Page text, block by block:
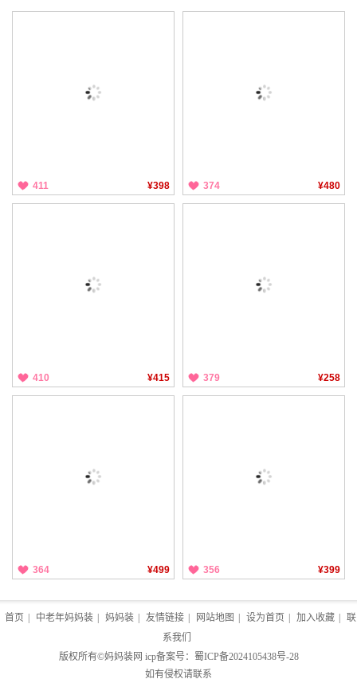
411 ¥398 374 ¥480
410 ¥415 379 ¥258
364 ¥499 356 ¥399
首页 中老年妈妈装 妈妈装 友情链接 网站地图 设为首页 加入收藏
联
系我们
版权所有©妈妈装网 icp备案号： 蜀ICP备2024105438号-28
如有侵权请联系